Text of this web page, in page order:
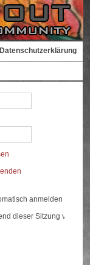
Datenschutzerklärung
anmelden
dieser Sitzung